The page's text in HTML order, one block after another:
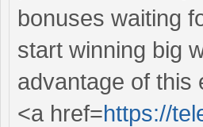
bonuses waiting
start winning big
advantage of this
<a href=https://